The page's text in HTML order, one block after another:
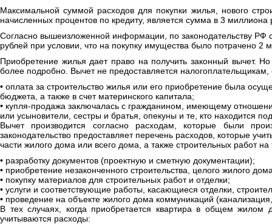
Максимальной суммой расходов для покупки жилья, нового
начисленных процентов по кредиту, является сумма в 3 миллиона
Согласно вышеизложенной информации, по законодательству РФ
рублей при условии, что на покупку имущества было потрачено 2
Приобретение жилья дает право на получить законный вычет.
более подробно. Вычет не предоставляется налогоплательщикам,
• оплата за строительство жилья или его приобретение была
бюджета, а также в счет материнского капитала;
• купля-продажа заключалась с гражданином, имеющему
или усыновители, сестры и братья, опекуны и те, кто находится
Вычет производится согласно расходам, которые были
законодательство предоставляет перечень расходов, которые
части жилого дома или всего дома, а также строительных работ
• разработку документов (проектную и сметную документации);
• приобретение незаконченного строительства, целого жилого
• покупку материалов для строительных работ и отделки;
• услуги и соответствующие работы, касающиеся отделки,
• проведение на объекте жилого дома коммуникаций
В тех случаях, когда приобретается квартира в общем
учитываются расходы: